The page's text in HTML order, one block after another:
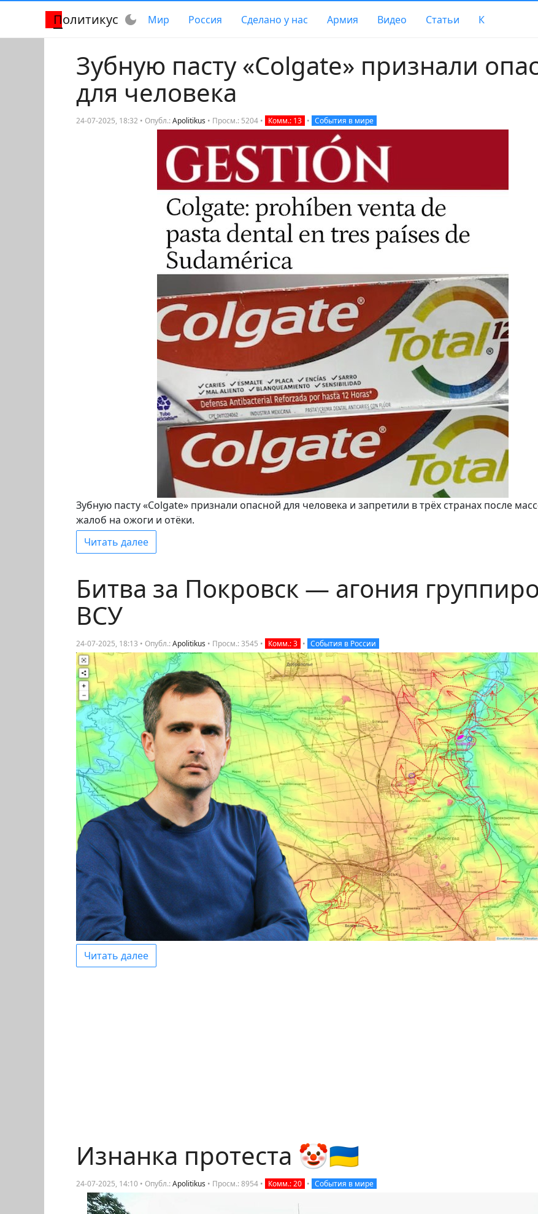
Политикус dark_mode Мир Россия Сделано у нас Армия Видео Статьи К
Зубную пасту «Colgate» признали
для человека
24-07-2025, 18:32 • Опубл.:Apolitikus • Просм.: 5204 • Комм.: 13 • События в мире
Зубную пасту «Colgate» признали опасной для человека и запретили в трёх странах после
жалоб на ожоги и отёки.
Читать далее
Битва за Покровск — агония
ВСУ
24-07-2025, 18:13 • Опубл.:Apolitikus • Просм.: 3545 • Комм.: 3 • События в России
Читать далее
Изнанка протеста 🤡🇺🇦
24-07-2025, 14:10 • Опубл.:Apolitikus • Просм.: 8954 • Комм.: 20 • События в мире